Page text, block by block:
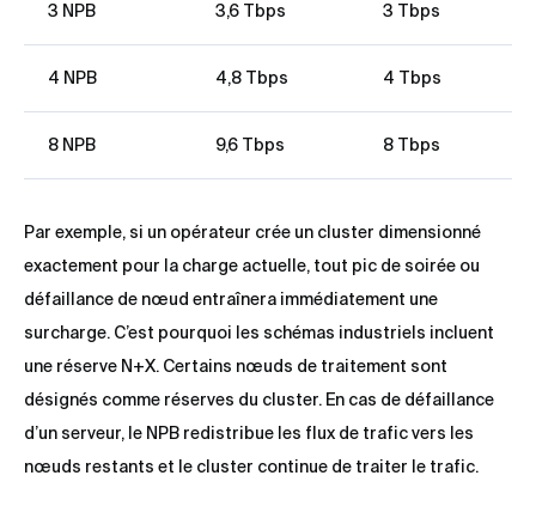
3 NPB 3,6 Tbps 3 Tbps
4 NPB 4,8 Tbps 4 Tbps
8 NPB 9,6 Tbps 8 Tbps
Par exemple, si un opérateur crée un cluster dimensionné
exactement pour la charge actuelle, tout pic de soirée ou
défaillance de nœud entraînera immédiatement une
surcharge. C’est pourquoi les schémas industriels incluent
une réserve N+X. Certains nœuds de traitement sont
désignés comme réserves du cluster. En cas de défaillance
d’un serveur, le NPB redistribue les flux de trafic vers les
nœuds restants et le cluster continue de traiter le trafic.